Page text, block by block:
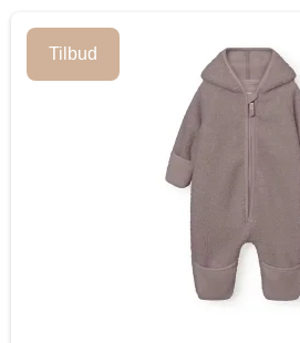
Tilbud